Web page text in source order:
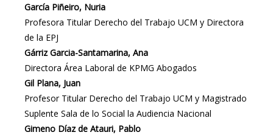
García Piñeiro, Nuria
Profesora Titular Derecho del Trabajo UCM y Directora
de la EPJ
Gárriz Garcia-Santamarina, Ana
Directora Área Laboral de KPMG Abogados
Gil Plana, Juan
Profesor Titular Derecho del Trabajo UCM y Magistrado
Suplente Sala de lo Social la Audiencia Nacional
Gimeno Díaz de Atauri, Pablo